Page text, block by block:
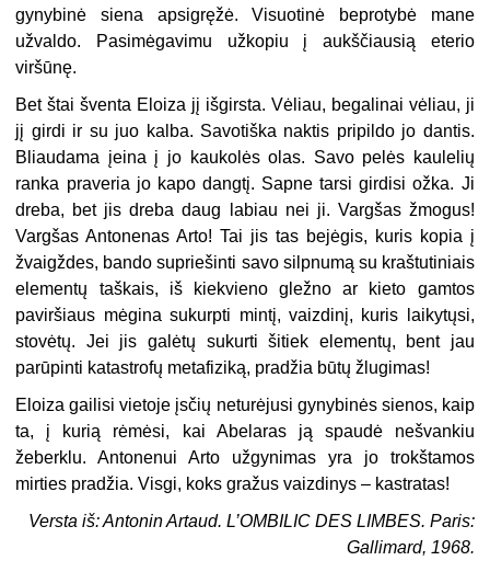
gynybinė siena apsigręžė. Visuotinė beprotybė mane
užvaldo. Pasimėgavimu užkopiu į aukščiausią eterio
viršūnę.
Bet štai šventa Eloiza jį išgirsta. Vėliau, begalinai vėliau, ji
jį girdi ir su juo kalba. Savotiška naktis pripildo jo dantis.
Bliaudama įeina į jo kaukolės olas. Savo pelės kaulelių
ranka praveria jo kapo dangtį. Sapne tarsi girdisi ožka. Ji
dreba, bet jis dreba daug labiau nei ji. Vargšas žmogus!
Vargšas Antonenas Arto! Tai jis tas bejėgis, kuris kopia į
žvaigždes, bando supriešinti savo silpnumą su kraštutiniais
elementų taškais, iš kiekvieno gležno ar kieto gamtos
paviršiaus mėgina sukurpti mintį, vaizdinį, kuris laikytųsi,
stovėtų. Jei jis galėtų sukurti šitiek elementų, bent jau
parūpinti katastrofų metafiziką, pradžia būtų žlugimas!
Eloiza gailisi vietoje įsčių neturėjusi gynybinės sienos, kaip
ta, į kurią rėmėsi, kai Abelaras ją spaudė nešvankiu
žeberklu. Antonenui Arto užgynimas yra jo trokštamos
mirties pradžia. Visgi, koks gražus vaizdinys – kastratas!
Versta iš: Antonin Artaud. L’OMBILIC DES LIMBES. Paris:
Gallimard, 1968.